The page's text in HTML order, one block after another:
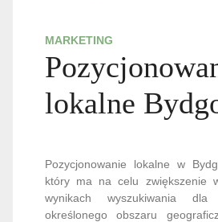
MARKETING
lokalne
Pozycjonowanie lokalne w
który ma na celu zwiększenie
wynikach wyszukiwania dla
określonego obszaru